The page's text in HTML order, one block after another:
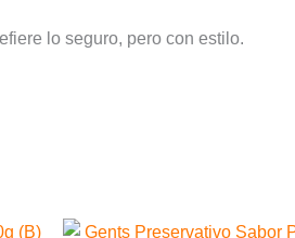
lo seguro, pero con estilo.
El
El